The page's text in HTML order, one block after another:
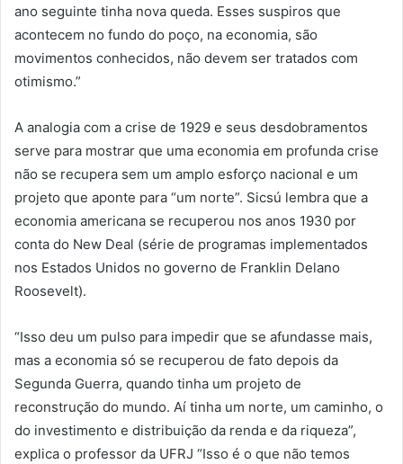
ano seguinte tinha nova queda. Esses suspiros que
acontecem no fundo do poço, na economia, são
movimentos conhecidos, não devem ser tratados com
otimismo.”
A analogia com a crise de 1929 e seus desdobramentos
serve para mostrar que uma economia em profunda crise
não se recupera sem um amplo esforço nacional e um
projeto que aponte para “um norte”. Sicsú lembra que a
economia americana se recuperou nos anos 1930 por
conta do New Deal (série de programas implementados
nos Estados Unidos no governo de Franklin Delano
Roosevelt).
“Isso deu um pulso para impedir que se afundasse mais,
mas a economia só se recuperou de fato depois da
Segunda Guerra, quando tinha um projeto de
reconstrução do mundo. Aí tinha um norte, um caminho, o
do investimento e distribuição da renda e da riqueza”,
explica o professor da UFRJ “Isso é o que não temos